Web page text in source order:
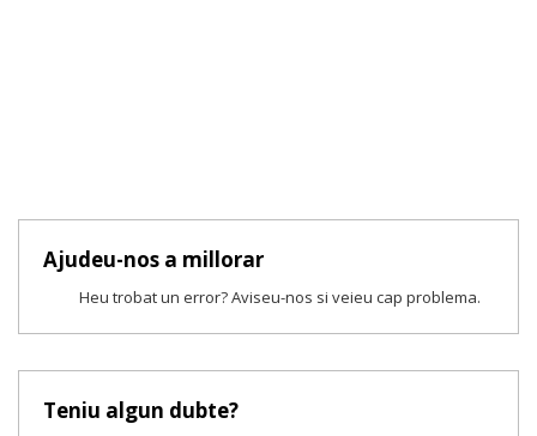
Ajudeu-nos a millorar
Heu trobat un error? Aviseu-nos si veieu cap problema.
Teniu algun dubte?